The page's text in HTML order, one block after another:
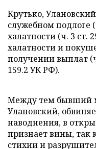
Крутько,
служебном подлоге
халатности (ч. 3 ст.
халатности и
получении выплат
159.2 УК РФ).
Между тем бывший
Улановский,
наводнения, в
признает вины, так
стихии и